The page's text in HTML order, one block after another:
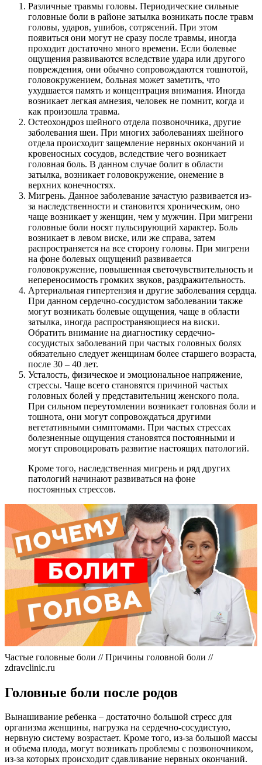
Различные травмы головы. Периодические сильные
головные боли в районе затылка возникать после травм
головы, ударов, ушибов, сотрясений. При этом
появиться они могут не сразу после травмы, иногда
проходит достаточно много времени. Если болевые
ощущения развиваются вследствие удара или другого
повреждения, они обычно сопровождаются тошнотой,
головокружением, больная может заметить, что
ухудшается память и концентрация внимания. Иногда
возникает легкая амнезия, человек не помнит, когда и
как произошла травма.
Остеохондроз шейного отдела позвоночника, другие
заболевания шеи. При многих заболеваниях шейного
отдела происходит защемление нервных окончаний и
кровеносных сосудов, вследствие чего возникает
головная боль. В данном случае болит в области
затылка, возникает головокружение, онемение в
верхних конечностях.
Мигрень. Данное заболевание зачастую развивается из-
за наследственности и становится хроническим, оно
чаще возникает у женщин, чем у мужчин. При мигрени
головные боли носят пульсирующий характер. Боль
возникает в левом виске, или же справа, затем
распространяется на все сторону головы. При мигрени
на фоне болевых ощущений развивается
головокружение, повышенная светочувствительность и
непереносимость громких звуков, раздражительность.
Артериальная гипертензия и другие заболевания сердца.
При данном сердечно-сосудистом заболевании также
могут возникать болевые ощущения, чаще в области
затылка, иногда распространяющиеся на виски.
Обратить внимание на диагностику сердечно-
сосудистых заболеваний при частых головных болях
обязательно следует женщинам более старшего возраста,
после 30 – 40 лет.
Усталость, физическое и эмоциональное напряжение,
стрессы. Чаще всего становятся причиной частых
головных болей у представительниц женского пола.
При сильном переутомлении возникает головная боли и
тошнота, они могут сопровождаться другими
вегетативными симптомами. При частых стрессах
болезненные ощущения становятся постоянными и
могут спровоцировать развитие настоящих патологий.
Кроме того, наследственная мигрень и ряд других
патологий начинают развиваться на фоне
постоянных стрессов.
Частые головные боли // Причины головной боли //
zdravclinic.ru
Головные боли после родов
Вынашивание ребенка – достаточно большой стресс для
организма женщины, нагрузка на сердечно-сосудистую,
нервную систему возрастает. Кроме того, из-за большой массы
и объема плода, могут возникать проблемы с позвоночником,
из-за которых происходит сдавливание нервных окончаний.